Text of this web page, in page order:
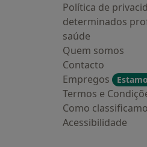
Política de
determinados
saúde
Quem somos
Contacto
Empregos
Termos e
Como
Acessibilidade